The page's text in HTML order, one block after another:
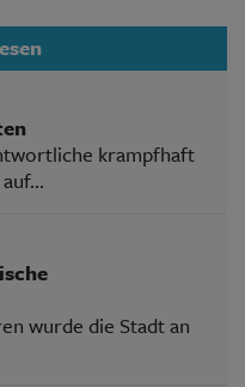
krampfhaft
wurde die Stadt an